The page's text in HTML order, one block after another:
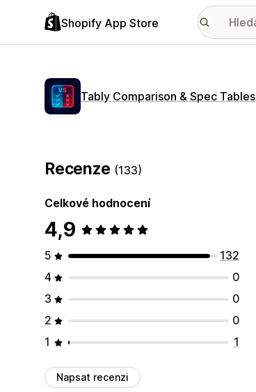
Shopify App Store
Tably Comparison & Spec Tables
Recenze (133)
Celkové hodnocení
4,9
5
132
4
0
3
0
2
0
1
1
Napsat recenzi